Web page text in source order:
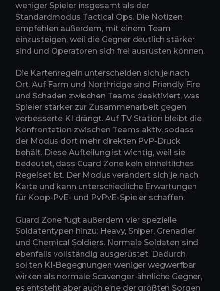
weniger Spieler insgesamt als der
Standardmodus Tactical Ops. Die Notizen
empfehlen außerdem, mit einem Team
einzusteigen, weil die Gegner deutlich stärker
sind und Operatoren sich frei ausrüsten können.
Die Kartenregeln unterscheiden sich je nach
Ort. Auf Farm und Northridge sind Friendly Fire
und Schaden zwischen Teams deaktiviert, was
Spieler stärker zur Zusammenarbeit gegen
verbesserte KI drängt. Auf TV Station bleibt die
Konfrontation zwischen Teams aktiv, sodass
der Modus dort mehr direkten PvP-Druck
behält. Diese Aufteilung ist wichtig, weil sie
bedeutet, dass Guard Zone kein einheitliches
Regelset ist. Der Modus verändert sich je nach
Karte und kann unterschiedliche Erwartungen
für Koop-PvE- und PvPvE-Spieler schaffen.
Guard Zone fügt außerdem vier spezielle
Soldatentypen hinzu: Heavy, Sniper, Grenadier
und Chemical Soldiers. Normale Soldaten sind
ebenfalls vollständig ausgerüstet. Dadurch
sollten KI-Begegnungen weniger wegwerfbar
wirken als normale Scavenger-ähnliche Gegner,
es entsteht aber auch eine der größten Sorgen